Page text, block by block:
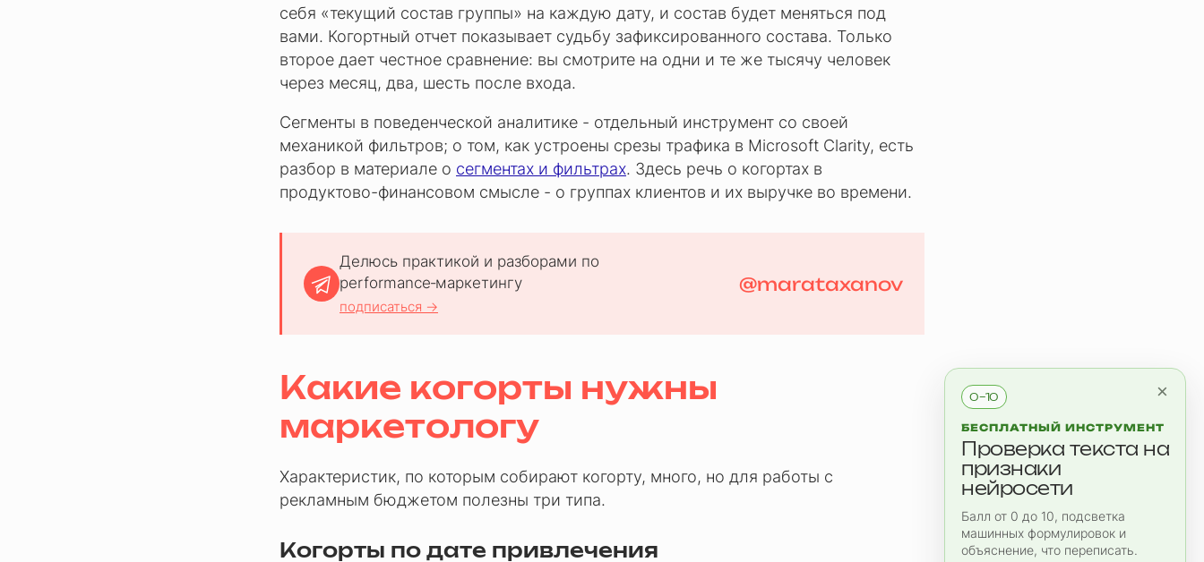
себя «текущий состав группы» на каждую дату, и состав будет меняться под
вами. Когортный отчет показывает судьбу зафиксированного состава. Только
второе дает честное сравнение: вы смотрите на одни и те же тысячу человек
через месяц, два, шесть после входа.
Сегменты в поведенческой аналитике - отдельный инструмент со своей
механикой фильтров; о том, как устроены срезы трафика в Microsoft Clarity, есть
разбор в материале о сегментах и фильтрах. Здесь речь о когортах в
продуктово-финансовом смысле - о группах клиентов и их выручке во времени.
Делюсь практикой и разборами по
performance‑маркетингу
подписаться →
@marataxanov
Какие когорты нужны
маркетологу
Характеристик, по которым собирают когорту, много, но для работы с
рекламным бюджетом полезны три типа.
Когорты по дате привлечения
×
0–10
БЕСПЛАТНЫЙ ИНСТРУМЕНТ
Проверка текста на
признаки
нейросети
Балл от 0 до 10, подсветка
машинных формулировок и
объяснение, что переписать.